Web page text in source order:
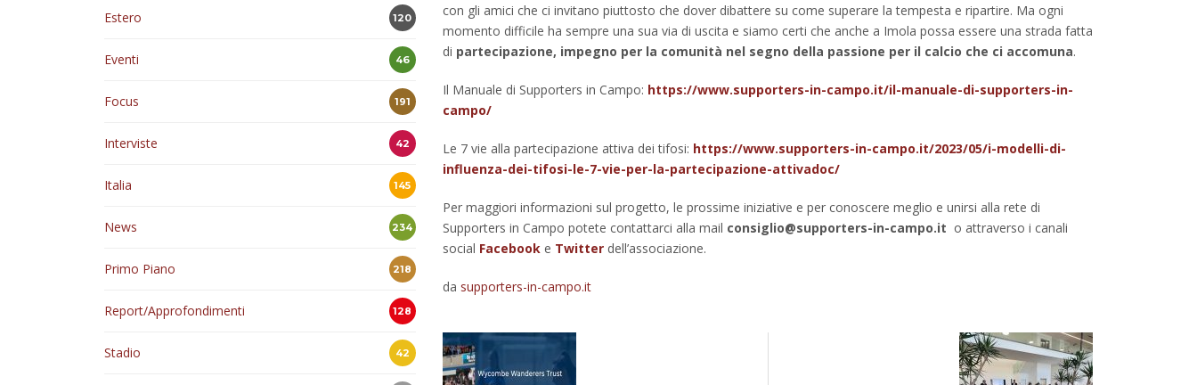
con gli amici che ci invitano piuttosto che dover dibattere su come superare la tempesta e ripartire. Ma ogni
momento difficile ha sempre una sua via di uscita e siamo certi che anche a Imola possa essere una strada fatta
di partecipazione, impegno per la comunità nel segno della passione per il calcio che ci accomuna.
Il Manuale di Supporters in Campo: https://www.supporters-in-campo.it/il-manuale-di-supporters-in-
campo/
Le 7 vie alla partecipazione attiva dei tifosi: https://www.supporters-in-campo.it/2023/05/i-modelli-di-
influenza-dei-tifosi-le-7-vie-per-la-partecipazione-attivadoc/
Per maggiori informazioni sul progetto, le prossime iniziative e per conoscere meglio e unirsi alla rete di
Supporters in Campo potete contattarci alla mail consiglio@supporters-in-campo.it o attraverso i canali
social Facebook e Twitter dell’associazione.
da supporters-in-campo.it
Estero 120
Eventi 46
Focus 191
Interviste 42
Italia 145
News 234
Primo Piano 218
Report/Approfondimenti 128
Stadio 42